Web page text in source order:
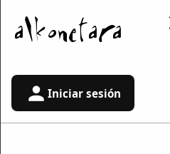
Iniciar sesión